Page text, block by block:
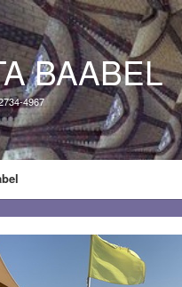
BAABEL
4967